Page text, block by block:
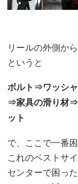
リールの外側か
というと
ボルト⇒ワッシ
⇒家具の滑り材
ット
で、ここで一番
これのベストサ
センターで困った